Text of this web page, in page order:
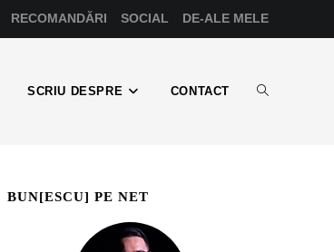
RECOMANDĂRI SOCIAL DE-ALE MELE
SCRIU DESPRE CONTACT
BUN[ESCU] PE NET